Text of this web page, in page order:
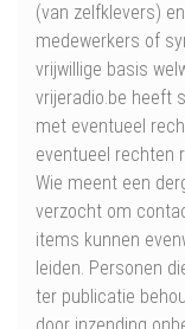
(van zelfklevers)
medewerkers of
vrijwillige basis
vrijeradio.be heeft
met eventueel
eventueel rechten
Wie meent een
verzocht om
items kunnen
leiden. Personen
ter publicatie